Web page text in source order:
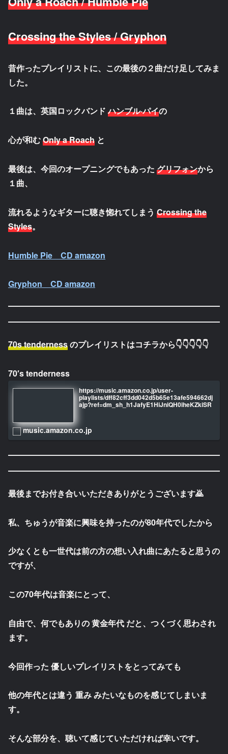
Crossing the Styles / Gryphon
昔作ったプレイリストに、この最後の２曲だけ足してみま
した。
１曲は、英国ロックバンドハンブル·パイの
心が和むOnly a Roach と
最後は、今回のオープニングでもあった グリフォンから
１曲、
流れるようなギターに聴き惚れてしまう Crossing the
Styles。
Humble Pie CD amazon
Gryphon CD amazon
70s tendernessのプレイリストはコチラから👇👇👇👇👇
70′s tenderness
https://music.amazon.co.jp/user-
playlists/dff82cff3dd042d5b65e13afe594662dj
ajp?ref=dm_sh_h1JafyE1HiJniQH0iheKZkiSR
music.amazon.co.jp
最後までお付き合いいただきありがとうございます🙇
私、ちゅうが音楽に興味を持ったのが80年代でしたから
少なくとも一世代は前の方の想い入れ曲にあたると思うの
ですが、
この70年代は音楽にとって、
自由で、何でもありの 黄金年代 だと、つくづく思わされ
ます。
今回作った 優しいプレイリストをとってみても
他の年代とは違う 重み みたいなものを感じてしまいま
す。
そんな部分を、聴いて感じていただければ幸いです。